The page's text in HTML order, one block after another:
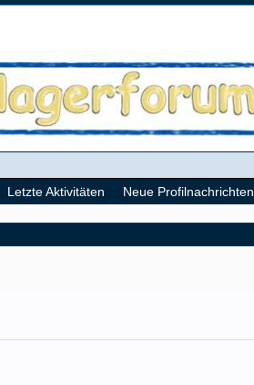
Letzte Aktivitäten Neue Profilnachrichten